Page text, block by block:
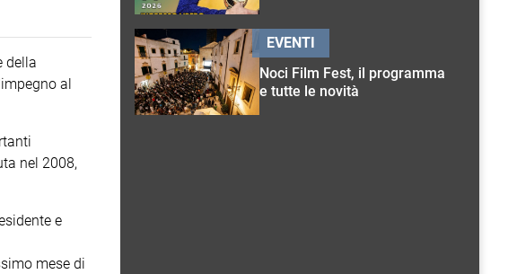
della
al
nel 2008,
e
mese di
Noci Film Fest, il programma
e tutte le novità
EVENTI